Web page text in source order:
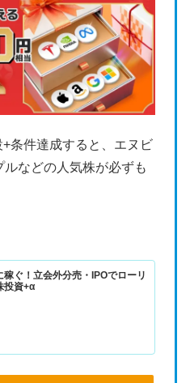
+条件達成すると、エヌビ
などの人気株が必ずも
稼ぐ！立会外分売・IPOでローリ
投資+α